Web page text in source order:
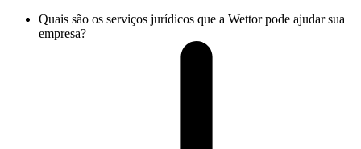
Quais são os serviços jurídicos que a Wettor pode ajudar sua
empresa?